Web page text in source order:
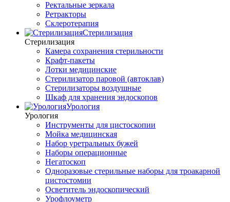
Ректальные зеркала
Ретракторы
Склеротерапия
Стерилизация
Стерилизация
Камера сохранения стерильности
Крафт-пакеты
Лотки медицинские
Стерилизатор паровой (автоклав)
Стерилизаторы воздушные
Шкаф для хранения эндоскопов
Урология
Урология
Инструменты для цистоскопии
Мойка медицинская
Набор уретральных бужей
Наборы операционные
Негатоскоп
Одноразовые стерильные наборы для троакарной
цистостомии
Осветитель эндоскопический
Урофлоуметр